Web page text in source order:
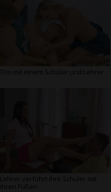
Trio mit einem Schüler und Lehrer
Lehrer verführt ihre Schüler mit
ihren Füßen